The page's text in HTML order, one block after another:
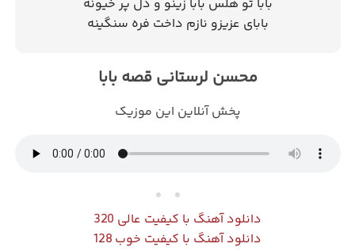
بابا تو هلس بابا زینو و دل پر خیونه
بابای عزیزو نازم داخت فره سنگینه
محسن لرستانی قصه بابا
پخش آنلاین این موزیک
دانلود آهنگ با کیفیت عالی 320
دانلود آهنگ با کیفیت خوب 128